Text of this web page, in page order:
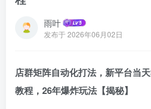
雨叶
发布于2026年06月02日
店群矩阵自动化打法，新平台当
教程，26年爆炸玩法【揭秘】